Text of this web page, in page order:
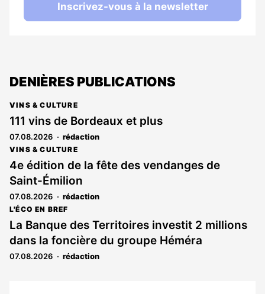
Inscrivez-vous à la newsletter
DENIÈRES PUBLICATIONS
VINS & CULTURE
111 vins de Bordeaux et plus
07.08.2026 rédaction
VINS & CULTURE
4e édition de la fête des vendanges de
Saint-Émilion
07.08.2026 rédaction
L'ÉCO EN BREF
La Banque des Territoires investit 2 millions
dans la foncière du groupe Héméra
07.08.2026 rédaction